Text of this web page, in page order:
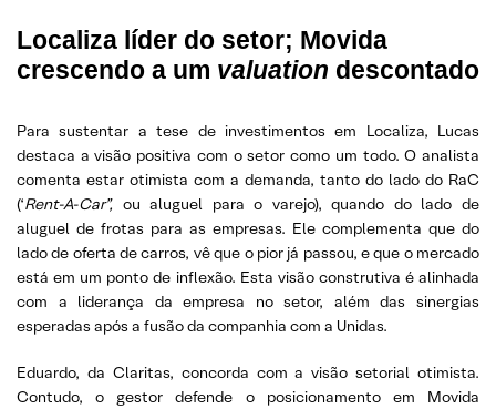
Localiza líder do setor; Movida
crescendo a um valuation descontado
Para sustentar a tese de investimentos em Localiza, Lucas
destaca a visão positiva com o setor como um todo. O analista
comenta estar otimista com a demanda, tanto do lado do RaC
(‘Rent-A-Car”, ou aluguel para o varejo), quando do lado de
aluguel de frotas para as empresas. Ele complementa que do
lado de oferta de carros, vê que o pior já passou, e que o mercado
está em um ponto de inflexão. Esta visão construtiva é alinhada
com a liderança da empresa no setor, além das sinergias
esperadas após a fusão da companhia com a Unidas.
Eduardo, da Claritas, concorda com a visão setorial otimista.
Contudo, o gestor defende o posicionamento em Movida